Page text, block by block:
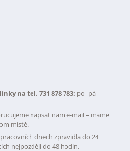
na tel. 731 878 783: po–pá
napsat nám e-mail – máme
místě.
dnech zpravidla do 24
nejpozději do 48 hodin.